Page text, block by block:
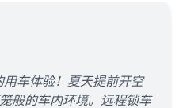
车体验！夏天提前开空
般的车内环境。远程锁车